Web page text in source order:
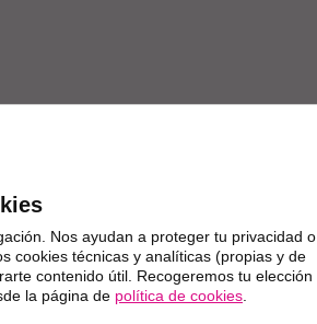
Nos ayudan a proteger tu privacidad o
cookies técnicas y analíticas (propias y de
contenido útil. Recogeremos tu elección
la página de política de cookies